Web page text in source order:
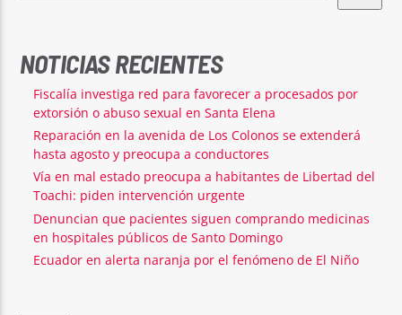
NOTICIAS RECIENTES
Fiscalía investiga red para favorecer a procesados por
extorsión o abuso sexual en Santa Elena
Reparación en la avenida de Los Colonos se extenderá
hasta agosto y preocupa a conductores
Vía en mal estado preocupa a habitantes de Libertad del
Toachi: piden intervención urgente
Denuncian que pacientes siguen comprando medicinas
en hospitales públicos de Santo Domingo
Ecuador en alerta naranja por el fenómeno de El Niño